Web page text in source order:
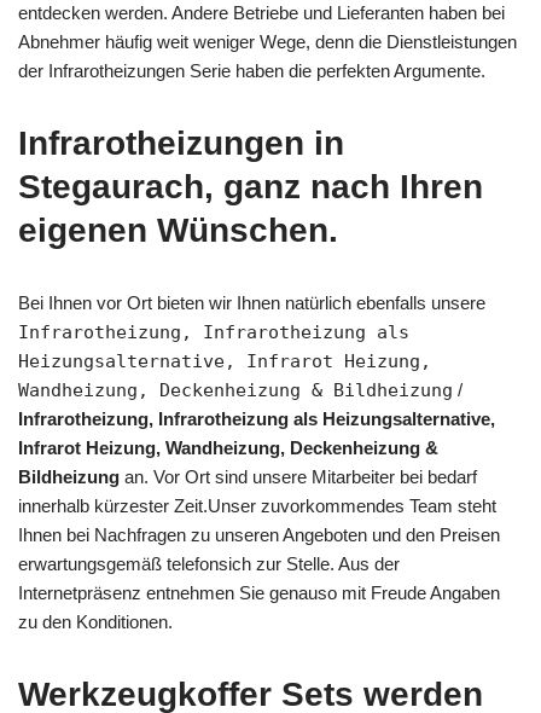
entdecken werden. Andere Betriebe und Lieferanten haben bei
Abnehmer häufig weit weniger Wege, denn die Dienstleistungen
der Infrarotheizungen Serie haben die perfekten Argumente.
Infrarotheizungen in
Stegaurach, ganz nach Ihren
eigenen Wünschen.
Bei Ihnen vor Ort bieten wir Ihnen natürlich ebenfalls unsere
Infrarotheizung, Infrarotheizung als
Heizungsalternative, Infrarot Heizung,
Wandheizung, Deckenheizung & Bildheizung /
Infrarotheizung, Infrarotheizung als Heizungsalternative,
Infrarot Heizung, Wandheizung, Deckenheizung &
Bildheizung an. Vor Ort sind unsere Mitarbeiter bei bedarf
innerhalb kürzester Zeit.Unser zuvorkommendes Team steht
Ihnen bei Nachfragen zu unseren Angeboten und den Preisen
erwartungsgemäß telefonsich zur Stelle. Aus der
Internetpräsenz entnehmen Sie genauso mit Freude Angaben
zu den Konditionen.
Werkzeugkoffer Sets werden